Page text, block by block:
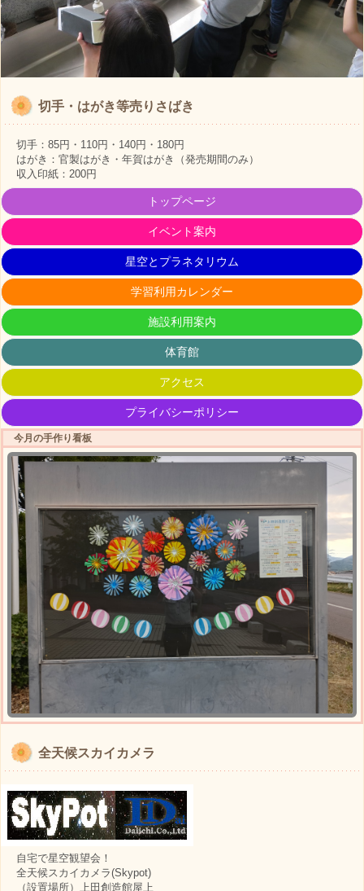
切手・はがき等売りさばき
切手：85円・110円・140円・180円
はがき：官製はがき・年賀はがき（発売期間のみ）
収入印紙：200円
トップページ
イベント案内
星空とプラネタリウム
学習利用カレンダー
施設利用案内
体育館
アクセス
プライバシーポリシー
今月の手作り看板
全天候スカイカメラ
自宅で星空観望会！
全天候スカイカメラ(Skypot)
（設置場所）上田創造館屋上